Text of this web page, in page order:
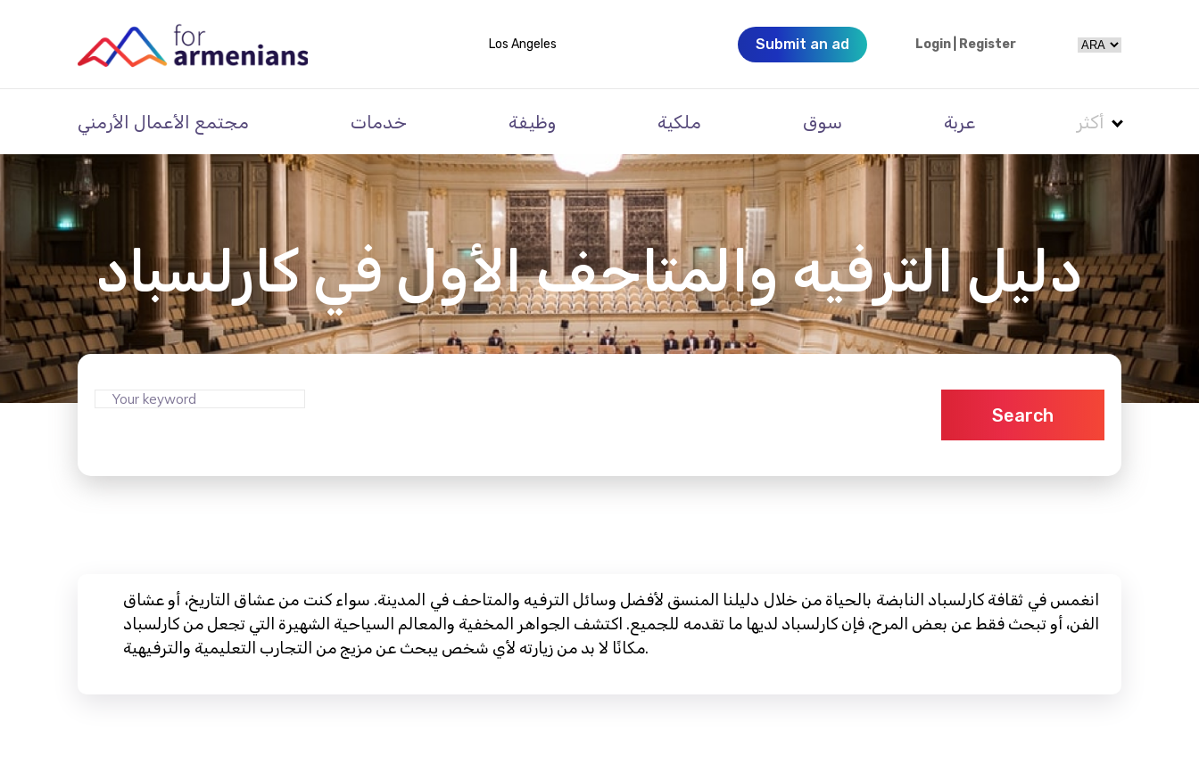
Los Angeles Submit an ad Login Register
مجتمع الأعمال الأرمني خدمات وظيفة ملكية سوق عربة أكثر
دليل الترفيه والمتاحف الأول في كارلسباد
Search
انغمس في ثقافة كارلسباد النابضة بالحياة من خلال دليلنا المنسق لأفضل وسائل الترفيه والمتاحف في المدينة. سواء كنت من عشاق التاريخ، أو عشاق
الفن، أو تبحث فقط عن بعض المرح، فإن كارلسباد لديها ما تقدمه للجميع. اكتشف الجواهر المخفية والمعالم السياحية الشهيرة التي تجعل من كارلسباد
مكانًا لا بد من زيارته لأي شخص يبحث عن مزيج من التجارب التعليمية والترفيهية.